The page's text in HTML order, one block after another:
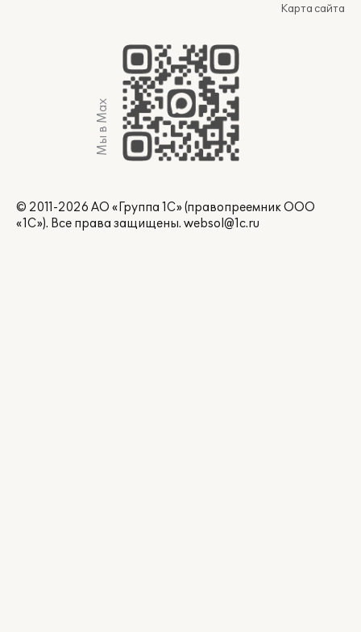
Карта сайта
Мы в Max
© 2011-2026 АО «Группа 1С» (правопреемник ООО
«1С»). Все права защищены. websol@1c.ru